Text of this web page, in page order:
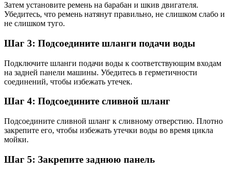
Затем установите ремень на барабан и шкив двигателя.
Убедитесь, что ремень натянут правильно, не слишком слабо и
не слишком туго.
Шаг 3: Подсоедините шланги подачи воды
Подключите шланги подачи воды к соответствующим входам
на задней панели машины. Убедитесь в герметичности
соединений, чтобы избежать утечек.
Шаг 4: Подсоедините сливной шланг
Подсоедините сливной шланг к сливному отверстию. Плотно
закрепите его, чтобы избежать утечки воды во время цикла
мойки.
Шаг 5: Закрепите заднюю панель